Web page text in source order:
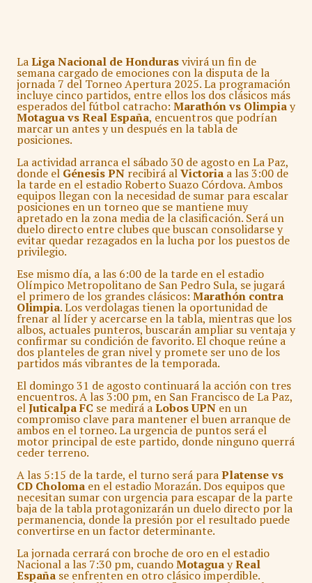
LaLiga Nacional de Hondurasvivirá un fin de
semana cargado de emociones con la disputa de la
jornada 7 del Torneo Apertura 2025. La programación
incluye cinco partidos, entre ellos los dos clásicos más
esperados del fútbol catracho: Marathón vs Olimpiay
Motagua vs Real España, encuentros que podrían
marcar un antes y un después en la tabla de
posiciones.
La actividad arranca el sábado 30 de agosto en La Paz,
donde el Génesis PN recibirá alVictoria a las 3:00 de
la tarde en el estadio Roberto Suazo Córdova. Ambos
equipos llegan con la necesidad de sumar para escalar
posiciones en un torneo que se mantiene muy
apretado en la zona media de la clasificación. Será un
duelo directo entre clubes que buscan consolidarse y
evitar quedar rezagados en la lucha por los puestos de
privilegio.
Ese mismo día, a las 6:00 de la tarde en el estadio
Olímpico Metropolitano de San Pedro Sula, se jugará
el primero de los grandes clásicos: Marathón contra
Olimpia. Los verdolagas tienen la oportunidad de
frenar al líder y acercarse en la tabla, mientras que los
albos, actuales punteros, buscarán ampliar su ventaja y
confirmar su condición de favorito. El choque reúne a
dos planteles de gran nivel y promete ser uno de los
partidos más vibrantes de la temporada.
El domingo 31 de agosto continuará la acción con tres
encuentros. A las 3:00 pm, en San Francisco de La Paz,
elJuticalpa FC se medirá aLobos UPN en un
compromiso clave para mantener el buen arranque de
ambos en el torneo. La urgencia de puntos será el
motor principal de este partido, donde ninguno querrá
ceder terreno.
A las 5:15 de la tarde, el turno será paraPlatense vs
CD Choloma en el estadio Morazán. Dos equipos que
necesitan sumar con urgencia para escapar de la parte
baja de la tabla protagonizarán un duelo directo por la
permanencia, donde la presión por el resultado puede
convertirse en un factor determinante.
La jornada cerrará con broche de oro en el estadio
Nacional a las 7:30 pm, cuandoMotaguayReal
España se enfrenten en otro clásico imperdible.